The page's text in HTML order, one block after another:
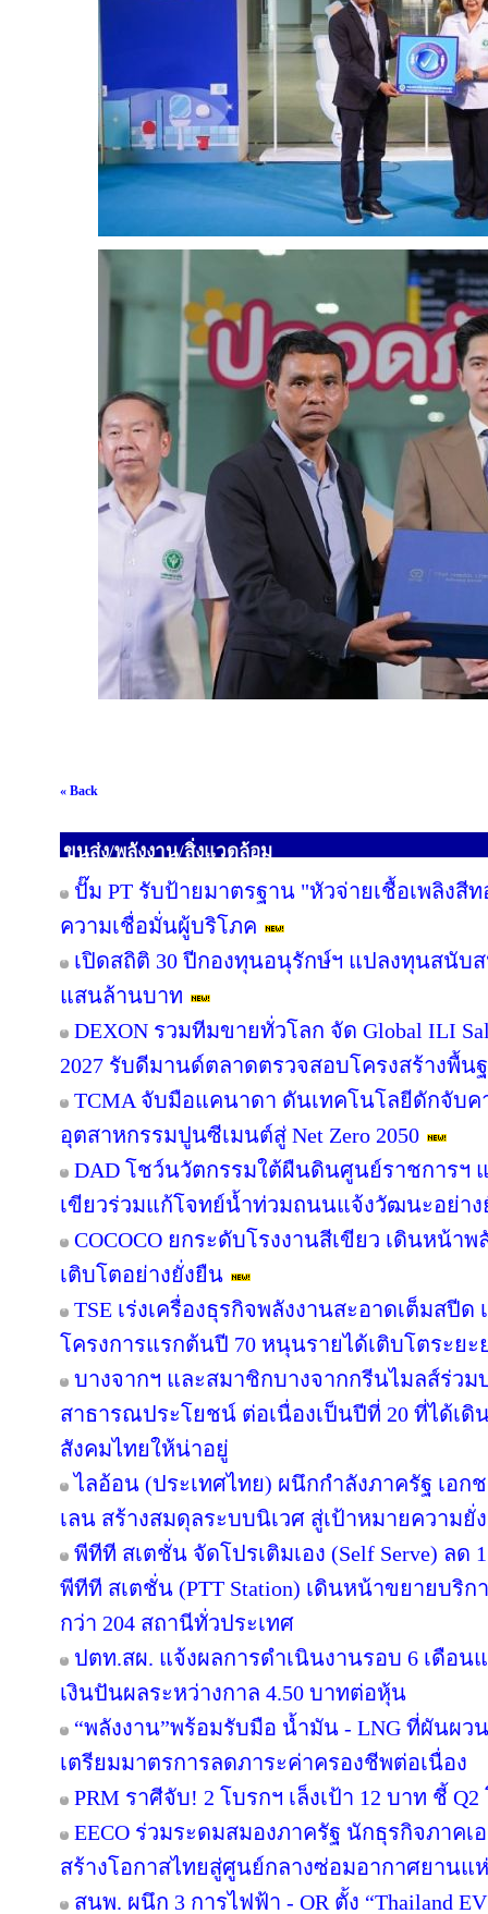
« Back
ขนส่ง/พลังงาน/สิ่งแวดล้อม
ปั๊ม PT รับป้ายมาตรฐาน "หัวจ่ายเชื้อเพลิงสี
ความเชื่อมั่นผู้บริโภค
เปิดสถิติ 30 ปีกองทุนอนุรักษ์ฯ แปลงทุนสนับ
แสนล้านบาท
DEXON รวมทีมขายทั่วโลก จัด Global ILI
2027 รับดีมานด์ตลาดตรวจสอบโครงสร้างพื้น
TCMA จับมือแคนาดา ดันเทคโนโลยีดักจับค
อุตสาหกรรมปูนซีเมนต์สู่ Net Zero 2050
DAD โชว์นวัตกรรมใต้ผืนดินศูนย์ราชการฯ
เขียวร่วมแก้โจทย์น้ำท่วมถนนแจ้งวัฒนะอย่าง
COCOCO ยกระดับโรงงานสีเขียว เดินหน้า
เติบโตอย่างยั่งยืน
TSE เร่งเครื่องธุรกิจพลังงานสะอาดเต็มสปีด
โครงการแรกต้นปี 70 หนุนรายได้เติบโตระยะ
บางจากฯ และสมาชิกบางจากกรีนไมลส์ร่วม
สาธารณประโยชน์ ต่อเนื่องเป็นปีที่ 20 ที่ได้เดิ
สังคมไทยให้น่าอยู่
ไลอ้อน (ประเทศไทย) ผนึกกำลังภาครัฐ เอ
เลน สร้างสมดุลระบบนิเวศ สู่เป้าหมายความยั่
พีทีที สเตชั่น จัดโปรเติมเอง (Self Serve) ลด
พีทีที สเตชั่น (PTT Station) เดินหน้าขยายบริก
กว่า 204 สถานีทั่วประเทศ
ปตท.สผ. แจ้งผลการดำเนินงานรอบ 6 เดือน
เงินปันผลระหว่างกาล 4.50 บาทต่อหุ้น
“พลังงาน”พร้อมรับมือ น้ำมัน - LNG ที่ผันผว
เตรียมมาตรการลดภาระค่าครองชีพต่อเนื่อง
PRM ราศีจับ! 2 โบรกฯ เล็งเป้า 12 บาท ชี้
EECO ร่วมระดมสมองภาครัฐ นักธุรกิจภาค
สร้างโอกาสไทยสู่ศูนย์กลางซ่อมอากาศยานแ
สนพ. ผนึก 3 การไฟฟ้า - OR ตั้ง “Thailand